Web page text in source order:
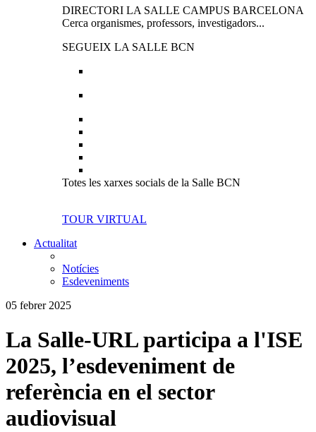
DIRECTORI LA SALLE CAMPUS BARCELONA
Cerca organismes, professors, investigadors...
SEGUEIX LA SALLE BCN
Totes les xarxes socials de la Salle BCN
TOUR VIRTUAL
Actualitat
Notícies
Esdeveniments
05 febrer 2025
La Salle-URL participa a l'ISE
2025, l’esdeveniment de
referència en el sector
audiovisual